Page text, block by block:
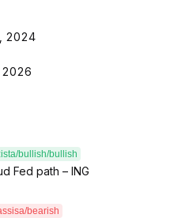
2024
2026
bullish/bullish
Fed path – ING
bearish